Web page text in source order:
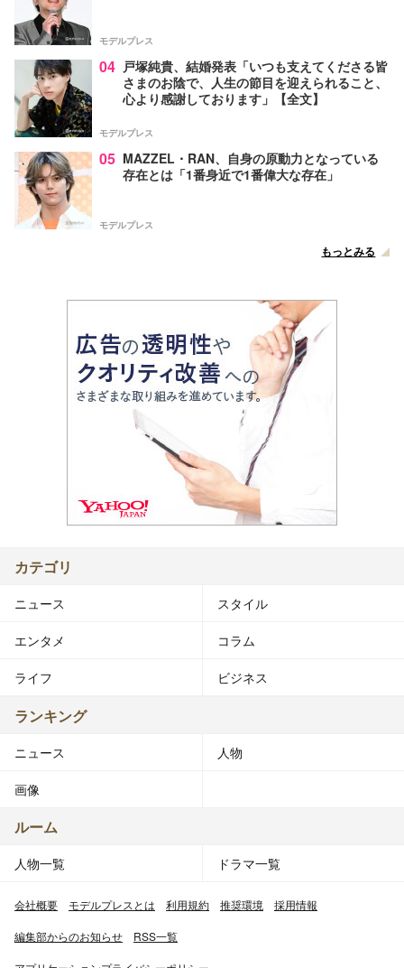
モデルプレス
04 戸塚純貴、結婚発表「いつも支えてくださる皆
さまのお陰で、人生の節目を迎えられること、
心より感謝しております」【全文】
モデルプレス
05 MAZZEL・RAN、自身の原動力となっている
存在とは「1番身近で1番偉大な存在」
モデルプレス
もっとみる
カテゴリ
ニュース スタイル
エンタメ コラム
ライフ ビジネス
ランキング
ニュース 人物
画像
ルーム
人物一覧 ドラマ一覧
会社概要 モデルプレスとは 利用規約 推奨環境 採用情報
編集部からのお知らせ RSS一覧